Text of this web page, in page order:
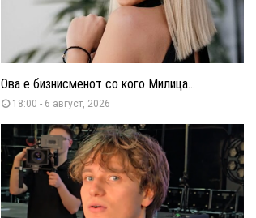
Ова е бизнисменот со кого Милица...
18:00 - 6 август, 2026